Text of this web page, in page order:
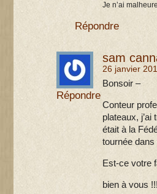
Je n’ai
Répondre
sam
26 janvier
Bonsoir –
Conteur
plateaux, j’ai
était à la
tournée dans
Est-ce votre
bien à vous !!!
Répondre